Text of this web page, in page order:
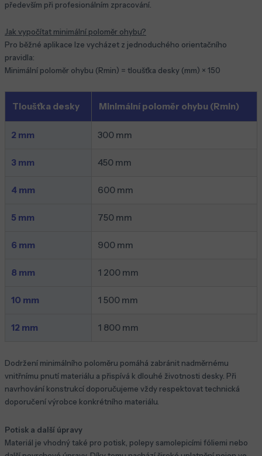
především při profesionálním zpracování.
Jak vypočítat minimální poloměr ohybu?
Pro běžné aplikace lze vycházet z jednoduchého orientačního
pravidla:
Minimální poloměr ohybu (Rmin) = tloušťka desky (mm) × 150
Tloušťka desky Minimální poloměr ohybu (Rmin)
2 mm 300 mm
3 mm 450 mm
4 mm 600 mm
5 mm 750 mm
6 mm 900 mm
8 mm 1 200 mm
10 mm 1 500 mm
12 mm 1 800 mm
Dodržení minimálního poloměru pomáhá zabránit nadměrnému
vnitřnímu pnutí materiálu a přispívá k dlouhé životnosti desky. Při
navrhování konstrukcí doporučujeme vždy respektovat technická
doporučení výrobce konkrétního materiálu.
Potisk a další úpravy
Materiál je vhodný také pro potisk, polepy samolepicími fóliemi nebo